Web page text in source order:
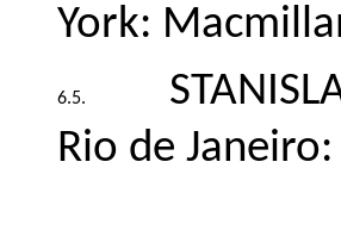
York:
Rio de